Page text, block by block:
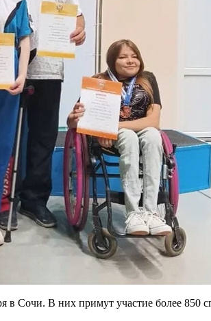
Сочи. В них примут участие более 850